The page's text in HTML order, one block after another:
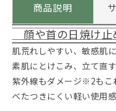
商品説明
顔や首の日焼け
肌荒れしやすい、敏感肌
素肌にとけこみ、立て直す
紫外線もダメージ※2もこ
べたつきにくい軽い使用